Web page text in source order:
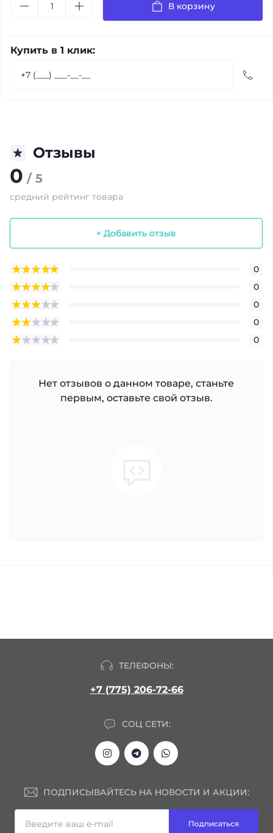
В корзину
Купить в 1 клик:
Отзывы
0 / 5
средний рейтинг товара
+ Добавить отзыв
0
0
0
0
0
Нет отзывов о данном товаре, станьте
первым, оставьте свой отзыв.
ТЕЛЕФОНЫ:
+7 (775) 206-72-66
СОЦ СЕТИ:
ПОДПИСЫВАЙТЕСЬ НА НОВОСТИ И АКЦИИ:
Подписаться